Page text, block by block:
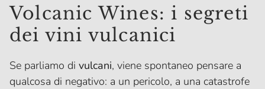
Volcanic Wines: i segreti
dei vini vulcanici
Se parliamo di vulcani, viene spontaneo pensare a
qualcosa di negativo: a un pericolo, a una catastrofe